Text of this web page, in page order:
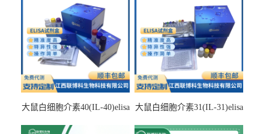
大鼠白细胞介素40(IL-40)elisa
大鼠白细胞介素31(IL-31)elisa